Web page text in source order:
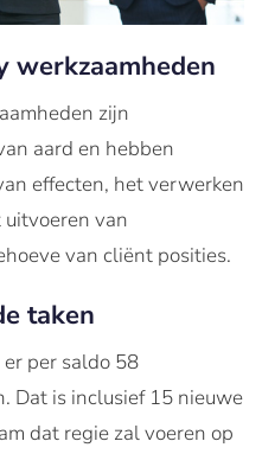
werkzaamheden
zijn
aard en hebben
effecten, het verwerken
van
van cliënt posities.
taken
per saldo 58
Dat is inclusief 15 nieuwe
dat regie zal voeren op